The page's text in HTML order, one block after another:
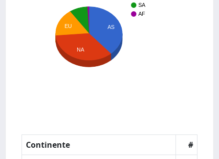
SA
AF
AS
EU
NA
Continente
#